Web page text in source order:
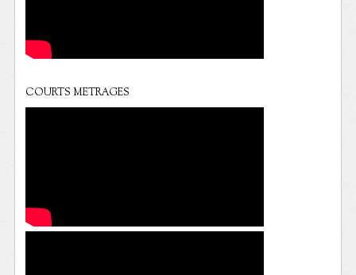
COURTS METRAGES